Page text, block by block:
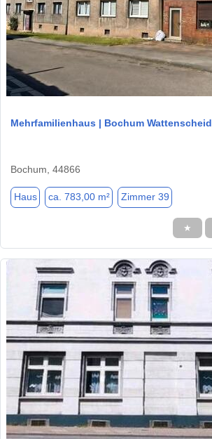
Mehrfamilienhaus | Bochum Wattenscheid
Bochum, 44866
Haus ca. 783,00 m² Zimmer 39
★